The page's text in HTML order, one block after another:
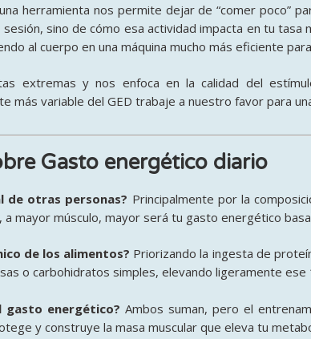
herramienta nos permite dejar de “comer poco”
sino de cómo esa actividad impacta en tu tasa
al cuerpo en una máquina mucho más eficiente
extremas y nos enfoca en la calidad del
más variable del GED trabaje a nuestro favor para
Gasto energético diario
de otras personas? Principalmente por la
mayor músculo, mayor será tu gasto energético
de los alimentos? Priorizando la ingesta de
o carbohidratos simples, elevando ligeramente ese
gasto energético?Ambos suman, pero el
y construye la masa muscular que eleva tu